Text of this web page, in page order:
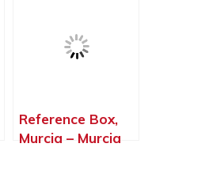
Reference Box,
Murcia – Murcia